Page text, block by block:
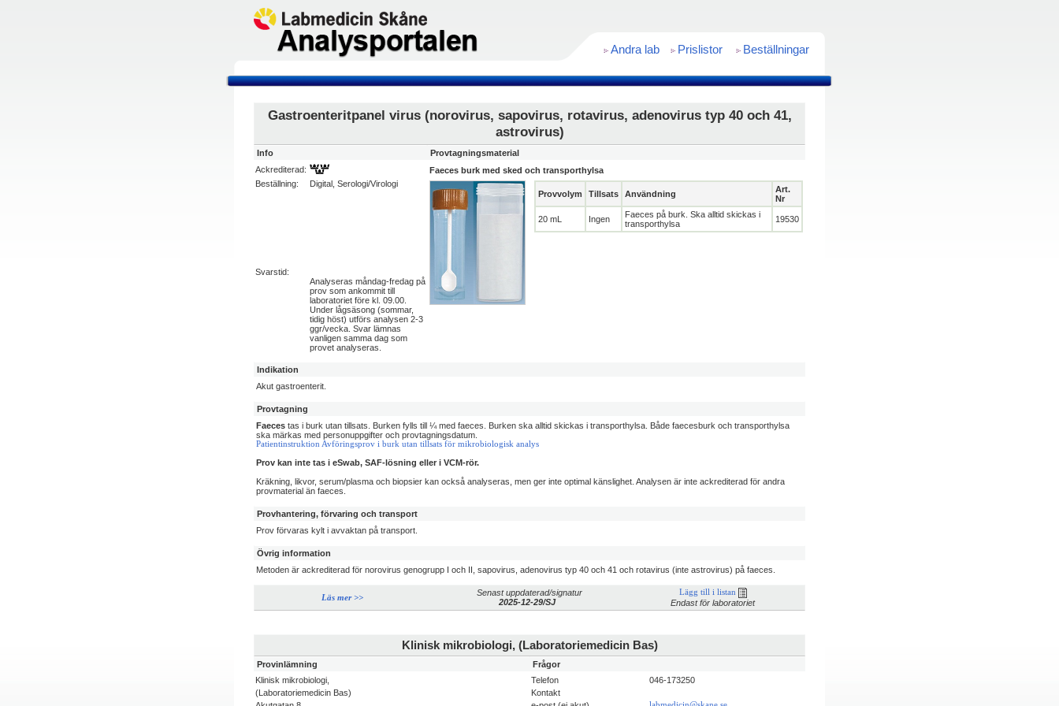
Andra lab Prislistor Beställningar
Gastroenteritpanel virus (norovirus, sapovirus, rotavirus, adenovirus typ 40 och 41,
astrovirus)
Info
Ackrediterad:
Beställning:
Digital, Serologi/Virologi
Svarstid:
Analyseras måndag-fredag på
prov som ankommit till
laboratoriet före kl. 09.00.
Under lågsäsong (sommar,
tidig höst) utförs analysen 2-3
ggr/vecka. Svar lämnas
vanligen samma dag som
provet analyseras.
Provtagningsmaterial
Faeces burk med sked och transporthylsa
Provvolym Tillsats Användning
Art.
Nr
20 mL Ingen
Faeces på burk. Ska alltid skickas i
transporthylsa
19530
Indikation
Akut gastroenterit.
Provtagning
Faeces tas i burk utan tillsats. Burken fylls till ¼ med faeces. Burken ska alltid skickas i transporthylsa. Både faecesburk och transporthylsa
ska märkas med personuppgifter och provtagningsdatum.
Patientinstruktion Avföringsprov i burk utan tillsats för mikrobiologisk analys
Prov kan inte tas i eSwab, SAF-lösning eller i VCM-rör.
Kräkning, likvor, serum/plasma och biopsier kan också analyseras, men ger inte optimal känslighet. Analysen är inte ackrediterad för andra
provmaterial än faeces.
Provhantering, förvaring och transport
Prov förvaras kylt i avvaktan på transport.
Övrig information
Metoden är ackrediterad för norovirus genogrupp I och II, sapovirus, adenovirus typ 40 och 41 och rotavirus (inte astrovirus) på faeces.
Läs mer >>
Senast uppdaterad/signatur
2025-12-29/SJ
Lägg till i listan
Endast för laboratoriet
Klinisk mikrobiologi, (Laboratoriemedicin Bas)
Provinlämning
Klinisk mikrobiologi,
(Laboratoriemedicin Bas)
Frågor
Telefon
046-173250
Kontakt